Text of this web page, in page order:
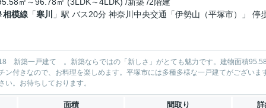
相模線 「寒川 」駅 バス20分 神奈川中央交通「伊勢山（平塚市）」 停
新築一戸建て 。新築ならではの「新しさ」がとても魅力です。建物面積
ン付きなので、お料理を楽しめます。平塚市には多種多様な一戸建てがございま
。お待ちしております。
面積 間取り 詳